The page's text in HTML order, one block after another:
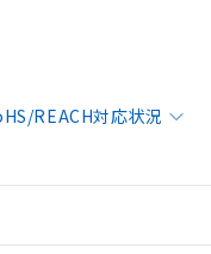
REACH対応状況